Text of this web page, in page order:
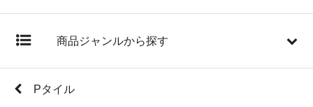
商品ジャンルから探す
Pタイル